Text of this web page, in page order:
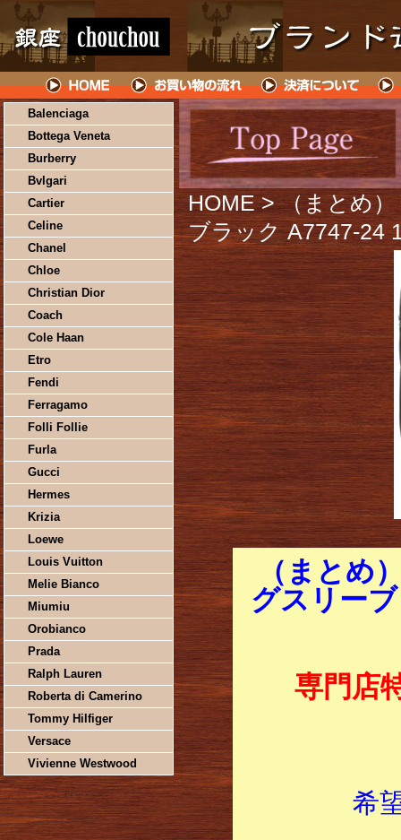
Balenciaga
Bottega Veneta
Burberry
Bvlgari
Cartier
Celine
Chanel
Chloe
Christian Dior
Coach
Cole Haan
Etro
Fendi
Ferragamo
Folli Follie
Furla
Gucci
Hermes
Krizia
Loewe
Louis Vuitton
Melie Bianco
Miumiu
Orobianco
Prada
Ralph Lauren
Roberta di Camerino
Tommy Hilfiger
Versace
Vivienne Westwood
HOME > （まとめ
ブラック A7747-24
（まとめ
グスリー
専門店
希